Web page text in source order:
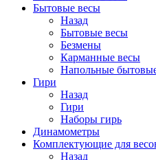
Бытовые весы
Назад
Бытовые весы
Безмены
Карманные весы
Напольные
Гири
Назад
Гири
Наборы гирь
Динамометры
Комплектующие для
Назад